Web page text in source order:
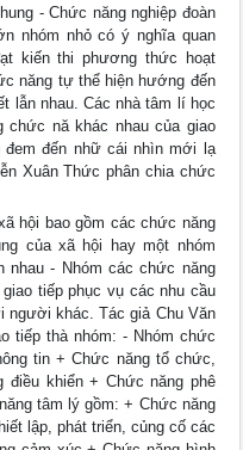
- Chức năng nghiệp đoàn
nhóm nhỏ có ý nghĩa quan
kiến thi phương thức hoạt
năng tự thể hiện hướng đến
lẫn nhau. Các nhà tâm lí học
chức nă khác nhau của giao
đem đến nhữ cái nhìn mới lạ
Xuân Thức phân chia chức
hội bao gồm các chức năng
của xã hội hay một nhóm
nhau - Nhóm các chức năng
tiếp phục vụ các nhu cầu
người khác. Tác giả Chu Văn
tiếp thà nhóm: - Nhóm chức
tin + Chức năng tổ chức,
điều khiển + Chức năng phê
tâm lý gồm: + Chức năng
lập, phát triển, củng cố các